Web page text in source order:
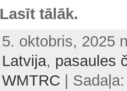
Lasīt tālāk.
5. oktobris, 2025
Latvija, pasaules
WMTRC |